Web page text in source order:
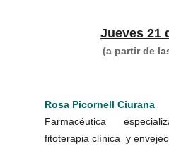
Jueves 21
(a partir de
Rosa Picornell Ciurana
Farmacéutica
fitoterapia clínica y